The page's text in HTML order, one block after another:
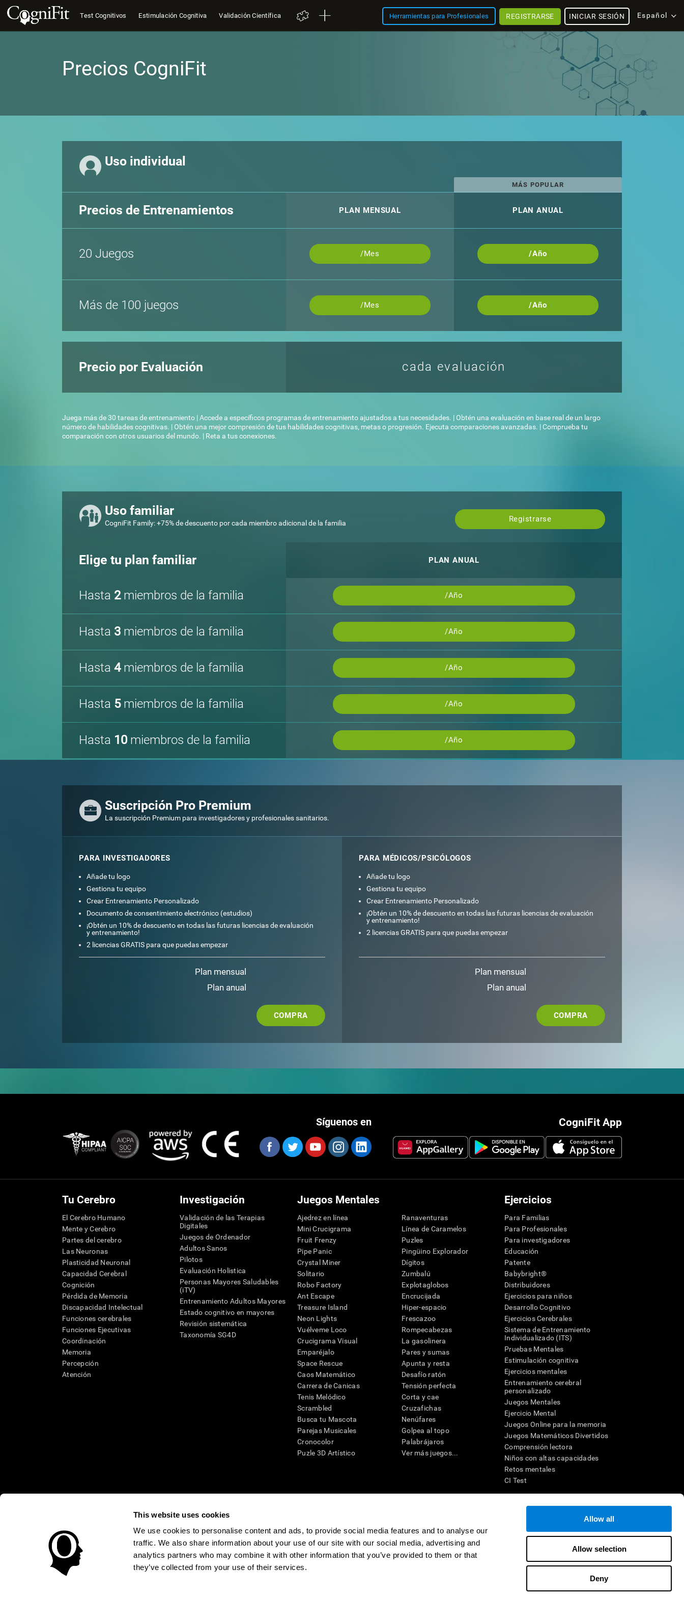
This website uses cookies
We use cookies to personalise content and ads, to provide social media features and to analyse our
traffic. We also share information about your use of our site with our social media, advertising and
analytics partners who may combine it with other information that you’ve provided to them or that
they’ve collected from your use of their services.
Allow all
Allow selection
Deny
Test Cognitivos Estimulación Cognitiva Validación Científica Herramientas para Profesionales Español
INICIAR SESIÓN
REGISTRARSE
Precios CogniFit
Uso individual
Precios de Entrenamientos PLAN MENSUAL
MÁS POPULAR
PLAN ANUAL
20 Juegos /Mes /Año
Más de 100 juegos /Mes /Año
Precio por Evaluación cada evaluación
Juega más de 30 tareas de entrenamiento | Accede a específicos programas de entrenamiento ajustados a tus necesidades. | Obtén una evaluación en base real de un largo
número de habilidades cognitivas. | Obtén una mejor compresión de tus habilidades cognitivas, metas o progresión. Ejecuta comparaciones avanzadas. | Comprueba tu
comparación con otros usuarios del mundo. | Reta a tus conexiones.
Uso familiar
Registrarse
CogniFit Family: +75% de descuento por cada miembro adicional de la familia
Elige tu plan familiar PLAN ANUAL
Hasta 2miembros de la familia /Año
Hasta 3 miembros de la familia /Año
Hasta 4miembros de la familia /Año
Hasta 5miembros de la familia /Año
Hasta 10 miembros de la familia /Año
Suscripción Pro Premium
La suscripción Premium para investigadores y profesionales sanitarios.
PARA INVESTIGADORES
Añade tu logo
Gestiona tu equipo
Crear Entrenamiento Personalizado
Documento de consentimiento electrónico (estudios)
¡Obtén un 10% de descuento en todas las futuras licencias de evaluación
y entrenamiento!
2 licencias GRATIS para que puedas empezar
Plan mensual
Plan anual
COMPRA
PARA MÉDICOS/PSICÓLOGOS
Añade tu logo
Gestiona tu equipo
Crear Entrenamiento Personalizado
¡Obtén un 10% de descuento en todas las futuras licencias de evaluación
y entrenamiento!
2 licencias GRATIS para que puedas empezar
Plan mensual
Plan anual
COMPRA
CogniFit App
Síguenos en
Tu Cerebro
El Cerebro Humano
Mente y Cerebro
Partes del cerebro
Las Neuronas
Plasticidad Neuronal
Capacidad Cerebral
Cognición
Pérdida de Memoria
Discapacidad Intelectual
Funciones cerebrales
Funciones Ejecutivas
Coordinación
Memoria
Percepción
Atención
Investigación
Validación de las Terapias
Digitales
Juegos de Ordenador
Adultos Sanos
Pilotos
Evaluación Holistica
Personas Mayores Saludables
(iTV)
Entrenamiento Adultos Mayores
Estado cognitivo en mayores
Revisión sistemática
Taxonomía SG4D
Juegos Mentales
Ajedrez en línea
Mini Crucigrama
Fruit Frenzy
Pipe Panic
Crystal Miner
Solitario
Robo Factory
Ant Escape
Treasure Island
Neon Lights
Vuélveme Loco
Crucigrama Visual
Emparéjalo
Space Rescue
Caos Matemático
Carrera de Canicas
Tenis Melódico
Scrambled
Busca tu Mascota
Parejas Musicales
Cronocolor
Puzle 3D Artístico
Ranaventuras
Línea de Caramelos
Puzles
Pingüino Explorador
Dígitos
Zumbalú
Explotaglobos
Encrucijada
Hiper-espacio
Frescazoo
Rompecabezas
La gasolinera
Pares y sumas
Apunta y resta
Desafío ratón
Tensión perfecta
Corta y cae
Cruzafichas
Nenúfares
Golpea al topo
Palabrájaros
Ver más juegos...
Ejercicios
Para Familias
Para Profesionales
Para investigadores
Educación
Patente
Babybright®
Distribuidores
Ejercicios para niños
Desarrollo Cognitivo
Ejercicios Cerebrales
Sistema de Entrenamiento
Individualizado (ITS)
Pruebas Mentales
Estimulación cognitiva
Ejercicios mentales
Entrenamiento cerebral
personalizado
Juegos Mentales
Ejercicio Mental
Juegos Online para la memoria
Juegos Matemáticos Divertidos
Comprensión lectora
Niños con altas capacidades
Retos mentales
CI Test
* Las evaluaciones de CogniFit están diseñadas para detectar alteraciones y deterioro cognitivo con el fin de ofrecer a un médico información pertinente para diseñar una intervención terapéutica apropiada. En un entorno
clínico, los resultados de CogniFit (cuando son interpretados por un profesional de la salud cualificado), se pueden utilizar como ayuda para determinar si un individuo debe ser dirigido a una posterior evaluación
neuropsicológica (por ejemplo, un examen neuropsicológico completo). CogniFit no ofrece directamente un diagnóstico médico de ningún tipo. Un diagnóstico de TDAH, dislexia, demencia o enfermedad similar sólo
puede ser realizada por un médico o psicólogo cualificado teniendo en cuenta una amplia gama de posibles factores. De acuerdo al uso indicado, CogniFit no indica que esta herramienta sea o deba ser considerada como
un dispositivo médico certicado por la FDA. El producto puede ser utilizado para estudios de investigación en cualquier campo de investigación relacionado con la cognición. Si se utiliza para fines de investigación, todo
uso del producto debe hacerse en los sujetos humanos apropiados conforme al procedimiento dictado por el centro de investigación y será una obligación por parte del investigador. Todas estas protecciones para el
sujeto humano nunca no podrán ser, en ningún caso, inferiores a las requeridas para cualquier sujeto de investigación en virtud de lo dispuesto en la Sección 45 CFR 46 del Código de Regulaciones Federales.
Contacto Ayuda